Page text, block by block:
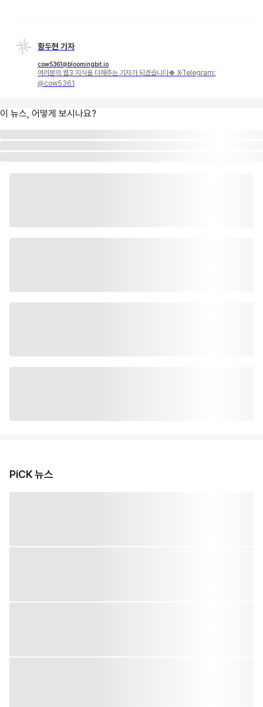
황두현 기자
cow5361@bloomingbit.io
여러분의 웹3 지식을 더해주는 기자가 되겠습니다🍀 X·Telegram:
@cow5361
이 뉴스, 어떻게 보시나요?
PiCK 뉴스